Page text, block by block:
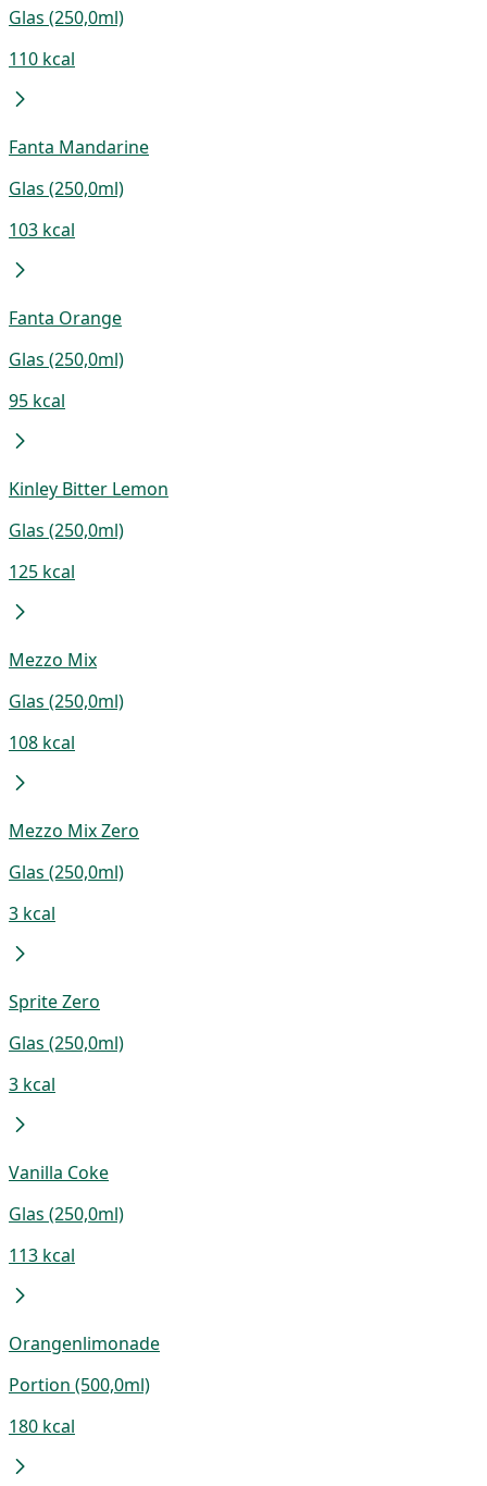
Glas (250,0ml)
110 kcal
Fanta Mandarine
Glas (250,0ml)
103 kcal
Fanta Orange
Glas (250,0ml)
95 kcal
Kinley Bitter Lemon
Glas (250,0ml)
125 kcal
Mezzo Mix
Glas (250,0ml)
108 kcal
Mezzo Mix Zero
Glas (250,0ml)
3 kcal
Sprite Zero
Glas (250,0ml)
3 kcal
Vanilla Coke
Glas (250,0ml)
113 kcal
Orangenlimonade
Portion (500,0ml)
180 kcal